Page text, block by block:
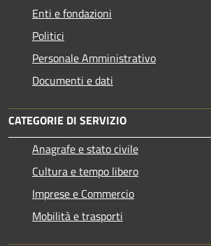
Enti e fondazioni
Politici
Personale Amministrativo
Documenti e dati
CATEGORIE DI SERVIZIO
Anagrafe e stato civile
Cultura e tempo libero
Imprese e Commercio
Mobilità e trasporti